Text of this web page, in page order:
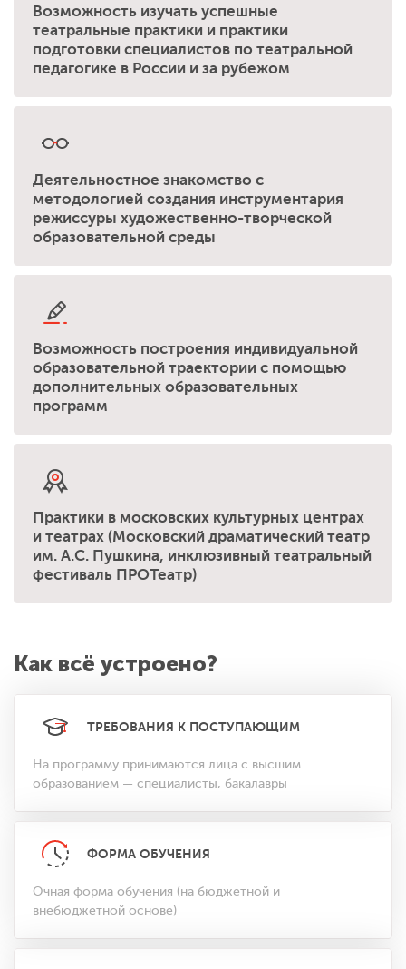
Возможность изучать успешные
театральные практики и практики
подготовки специалистов по театральной
педагогике в России и за рубежом
Деятельностное знакомство с
методологией создания инструментария
режиссуры художественно-творческой
образовательной среды
Возможность построения индивидуальной
образовательной траектории с помощью
дополнительных образовательных
программ
Практики в московских культурных центрах
и театрах (Московский драматический театр
им. А.С. Пушкина, инклюзивный театральный
фестиваль ПРОТеатр)
Как всё устроено?
ТРЕБОВАНИЯ К ПОСТУПАЮЩИМ
На программу принимаются лица с высшим
образованием — специалисты, бакалавры
ФОРМА ОБУЧЕНИЯ
Очная форма обучения (на бюджетной и
внебюджетной основе)